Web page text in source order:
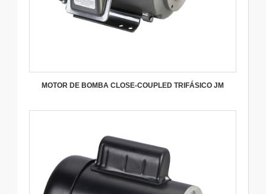
MOTOR DE BOMBA CLOSE-COUPLED TRIFÁSICO JM